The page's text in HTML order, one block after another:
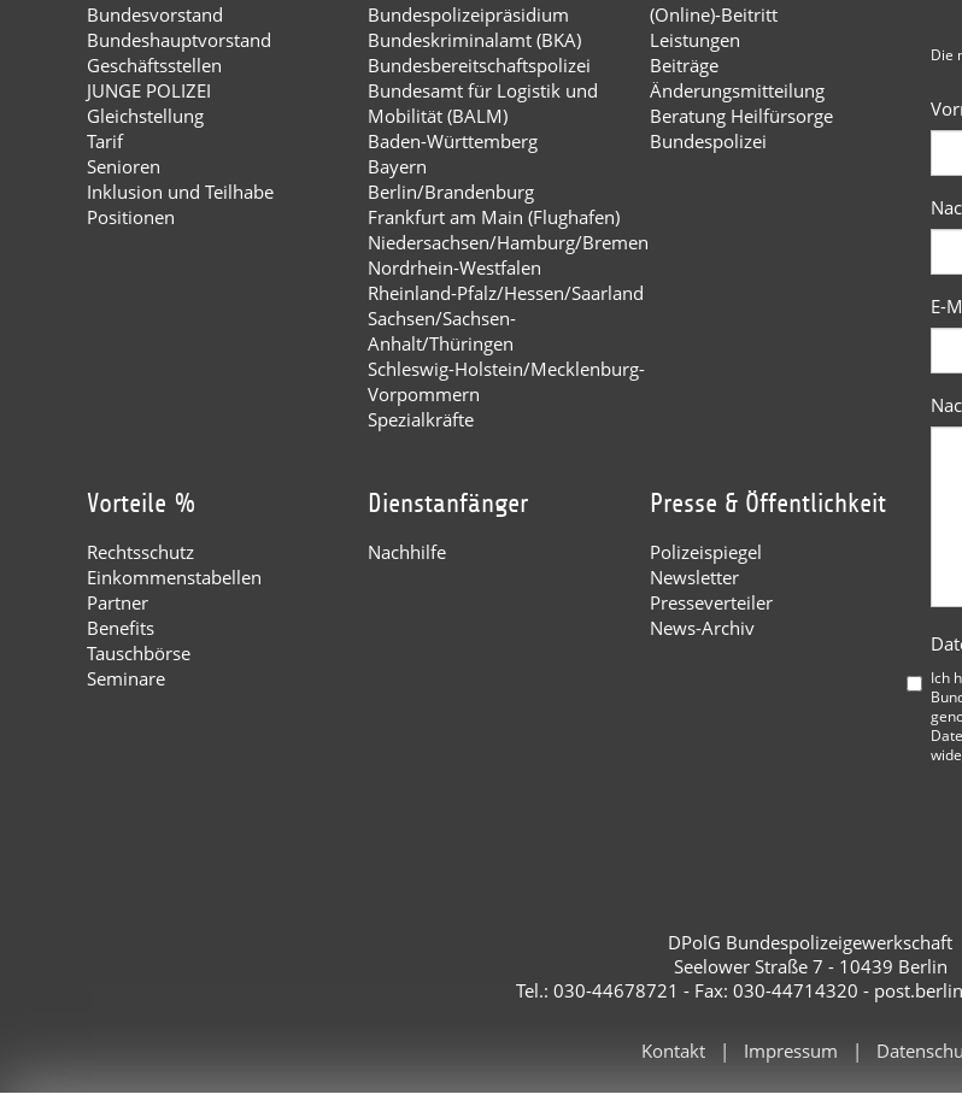
Bundesvorstand
Bundeshauptvorstand
Geschäftsstellen
JUNGE POLIZEI
Gleichstellung
Tarif
Senioren
Inklusion und Teilhabe
Positionen
Bundespolizeipräsidium
Bundeskriminalamt (BKA)
Bundesbereitschaftspolizei
Bundesamt für Logistik und
Mobilität (BALM)
Baden-Württemberg
Bayern
Berlin/Brandenburg
Frankfurt am Main (Flughafen)
Niedersachsen/Hamburg/Bremen
Nordrhein-Westfalen
Rheinland-Pfalz/Hessen/Saarland
Sachsen/Sachsen-
Anhalt/Thüringen
Schleswig-Holstein/Mecklenburg-
Vorpommern
Spezialkräfte
(Online)-Beitritt
Leistungen
Beiträge
Änderungsmitteilung
Beratung Heilfürsorge
Bundespolizei
Vorteile %
Rechtsschutz
Einkommenstabellen
Partner
Benefits
Tauschbörse
Seminare
Dienstanfänger
Nachhilfe
Presse & Öffentlichkeit
Polizeispiegel
Newsletter
Presseverteiler
News-Archiv
Die
E-
Ich
DPolG Bundespolizeigewerkschaft
Seelower Straße 7 - 10439 Berlin
Tel.: 030-44678721 - Fax: 030-44714320 -
Kontakt Impressum